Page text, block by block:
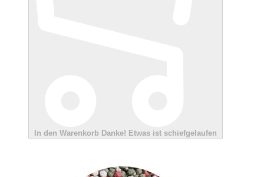
In den Warenkorb Danke! Etwas ist schiefgelaufen